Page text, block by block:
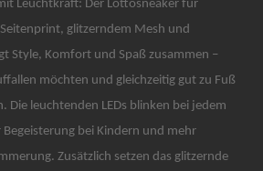
Leuchtkraft: Der Lottosneaker für
glitzerndem Mesh und
Style, Komfort und Spaß zusammen –
möchten und gleichzeitig gut zu Fuß
Die leuchtenden LEDs blinken bei jedem
bei Kindern und mehr
Zusätzlich setzen das glitzernde